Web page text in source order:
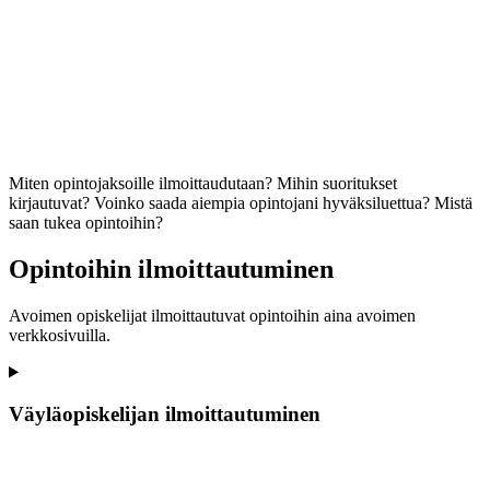
Miten opintojaksoille ilmoittaudutaan? Mihin suoritukset
kirjautuvat? Voinko saada aiempia opintojani hyväksiluettua? Mistä
saan tukea opintoihin?
Opintoihin ilmoittautuminen
Avoimen opiskelijat ilmoittautuvat opintoihin aina avoimen
verkkosivuilla.
Väyläopiskelijan ilmoittautuminen